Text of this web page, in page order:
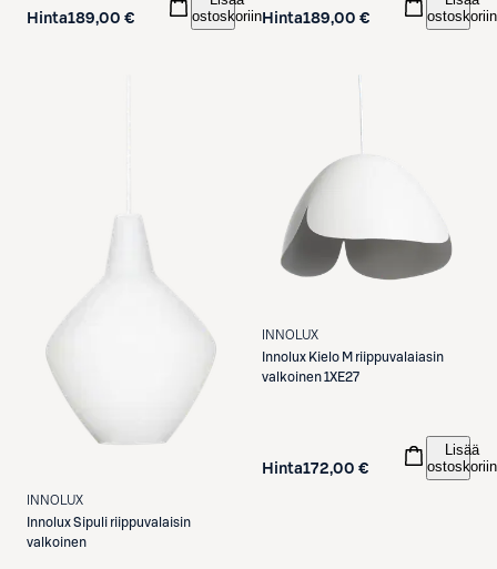
Hinta189,00 €
ostoskoriin Hinta189,00 €
ostoskoriin
INNOLUX
InnoluxSipuli riippuvalaisin
valkoinen
INNOLUX
Innolux Kielo M riippuvalaiasin
valkoinen 1XE27
Hinta172,00 €
Lisää
ostoskoriin